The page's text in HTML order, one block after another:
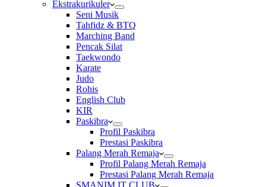
Ekstrakurikuler
Seni Musik
Tahfidz & BTQ
Marching Band
Pencak Silat
Taekwondo
Karate
Judo
Rohis
English Club
KIR
Paskibra
Profil Paskibra
Prestasi Paskibra
Palang Merah Remaja
Profil Palang Merah Remaja
Prestasi Palang Merah Remaja
SMANIM IT CLUB